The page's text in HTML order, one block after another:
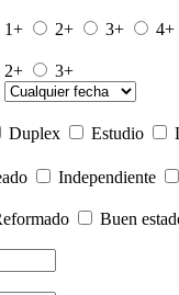
1+ 2+ 3+ 4+
2+
3+
Duplex Estudio
Independiente
Buen